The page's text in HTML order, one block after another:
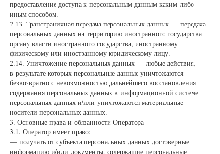
предоставление доступа к персональным данным каким-либо
иным способом.
2.13. Трансграничная передача персональных данных — передача
персональных данных на территорию иностранного государства
органу власти иностранного государства, иностранному
физическому или иностранному юридическому лицу.
2.14. Уничтожение персональных данных — любые действия,
в результате которых персональные данные уничтожаются
безвозвратно с невозможностью дальнейшего восстановления
содержания персональных данных в информационной системе
персональных данных и/или уничтожаются материальные
носители персональных данных.
3. Основные права и обязанности Оператора
3.1. Оператор имеет право:
— получать от субъекта персональных данных достоверные
информацию и/или документы, содержащие персональные